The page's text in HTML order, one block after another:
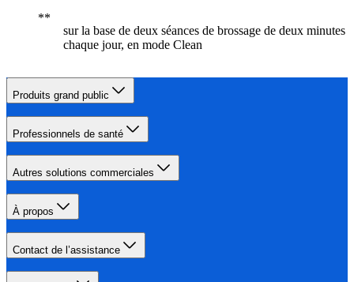
sur la base de deux séances de brossage de deux minutes
chaque jour, en mode Clean
Produits grand public
Professionnels de santé
Autres solutions commerciales
À propos
Contact de l’assistance